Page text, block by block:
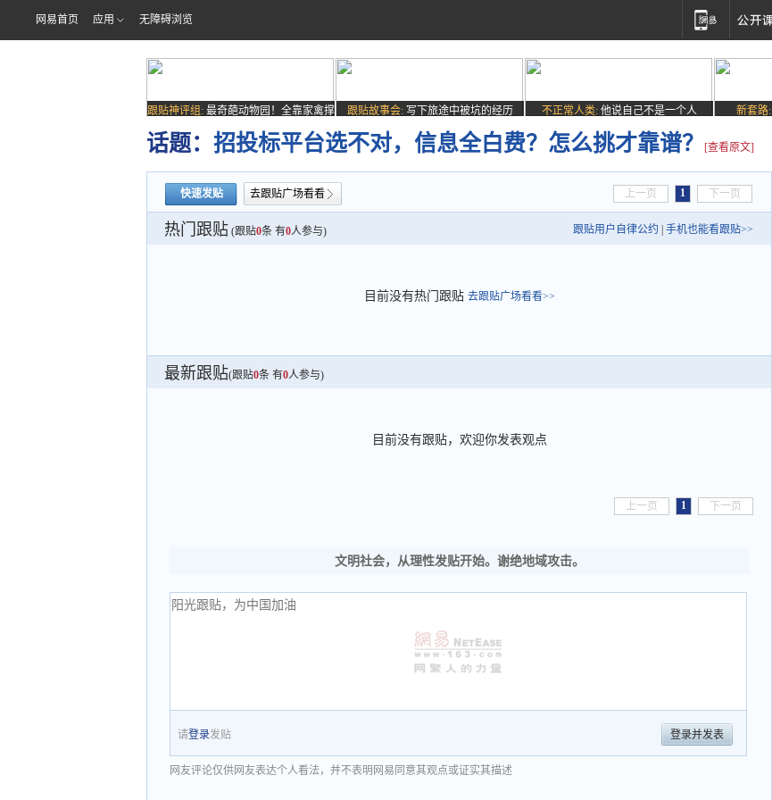
网易首页 应用 无障碍浏览
跟贴神评组: 最奇葩动物园！全靠家禽撑
场子
跟贴故事会: 写下旅途中被坑的经历 不正常人类: 他说自己不是一个人 新套路:
话题： 招投标平台选不对，信息全白费？怎么挑才靠谱？ [查看原文]
快速发贴 去跟贴广场看看 上一页 1 下一页
热门跟贴 (跟贴0条 有0人参与) 跟贴用户自律公约 手机也能看跟贴>>
目前没有热门跟贴 去跟贴广场看看>>
最新跟贴(跟贴0条 有0人参与)
目前没有跟贴，欢迎你发表观点
上一页 1 下一页
文明社会，从理性发贴开始。谢绝地域攻击。
请登录发贴 登录并发表
网友评论仅供网友表达个人看法，并不表明网易同意其观点或证实其描述